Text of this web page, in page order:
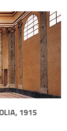
1915